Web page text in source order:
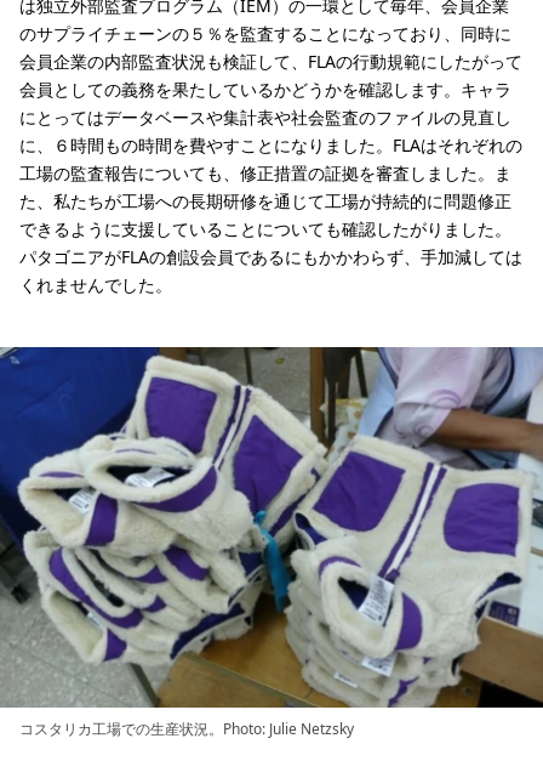
は独立外部監査プログラム（IEM）の一環として毎年、会員企業
のサプライチェーンの５％を監査することになっており、同時に
会員企業の内部監査状況も検証して、FLAの行動規範にしたがって
会員としての義務を果たしているかどうかを確認します。キャラ
にとってはデータベースや集計表や社会監査のファイルの見直し
に、６時間もの時間を費やすことになりました。FLAはそれぞれの
工場の監査報告についても、修正措置の証拠を審査しました。ま
た、私たちが工場への長期研修を通じて工場が持続的に問題修正
できるように支援していることについても確認したがりました。
パタゴニアがFLAの創設会員であるにもかかわらず、手加減しては
くれませんでした。
コスタリカ工場での生産状況。Photo: Julie Netzsky